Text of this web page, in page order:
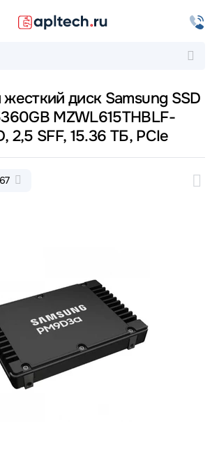
диск Samsung SSD
MZWL615THBLF-
2,5 SFF, 15.36 ТБ, PCIe